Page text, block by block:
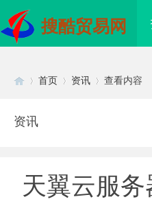
搜酷贸易网
首页 资讯 查看内容
资讯
天翼云服